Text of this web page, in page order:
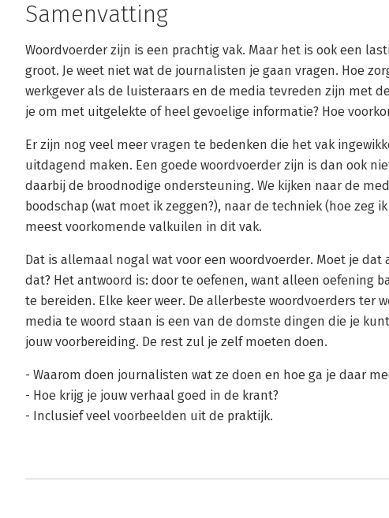
Samenvatting
Woordvoerder zijn is een prachtig vak. Maar het is ook een
groot. Je weet niet wat de journalisten je gaan vragen. Hoe
werkgever als de luisteraars en de media tevreden zijn met
je om met uitgelekte of heel gevoelige informatie? Hoe
Er zijn nog veel meer vragen te bedenken die het vak
uitdagend maken. Een goede woordvoerder zijn is dan ook
daarbij de broodnodige ondersteuning. We kijken naar de
boodschap (wat moet ik zeggen?), naar de techniek (hoe zeg
meest voorkomende valkuilen in dit vak.
Dat is allemaal nogal wat voor een woordvoerder. Moet je
dat? Het antwoord is: door te oefenen, want alleen oefening
te bereiden. Elke keer weer. De allerbeste woordvoerders ter
media te woord staan is een van de domste dingen die je
jouw voorbereiding. De rest zul je zelf moeten doen.
- Waarom doen journalisten wat ze doen en hoe ga je daar
- Hoe krijg je jouw verhaal goed in de krant?
- Inclusief veel voorbeelden uit de praktijk.